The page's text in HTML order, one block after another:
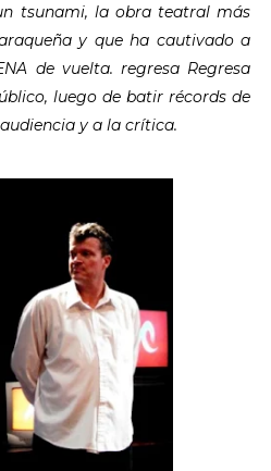
tsunami, la obra teatral más
y que ha cautivado a
de vuelta. regresa Regresa
luego de batir récords de
y a la crítica.